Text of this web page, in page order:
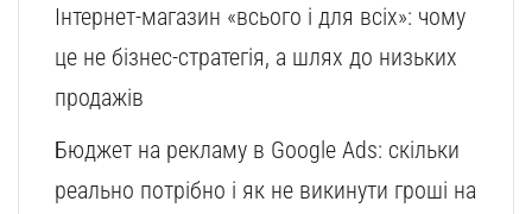
Інтернет-магазин «всього і для всіх»: чому
це не бізнес-стратегія, а шлях до низьких
продажів
Бюджет на рекламу в Google Ads: скільки
реально потрібно і як не викинути гроші на